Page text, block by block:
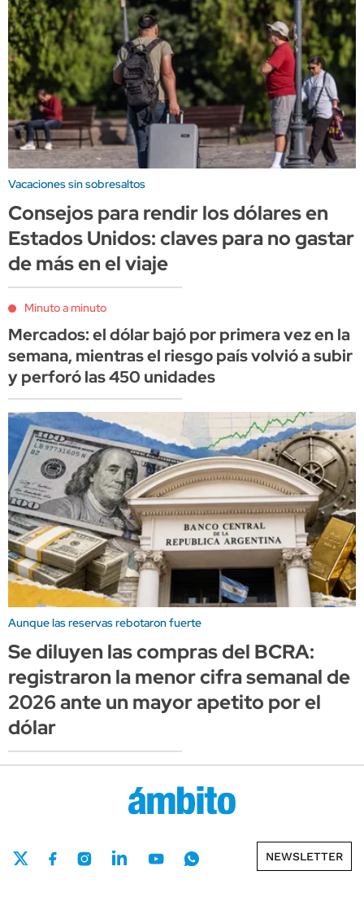
Vacaciones sin sobresaltos
Consejos para rendir los dólares en
Estados Unidos: claves para no gastar
de más en el viaje
Minuto a minuto
Mercados: el dólar bajó por primera vez en la
semana, mientras el riesgo país volvió a subir
y perforó las 450 unidades
Aunque las reservas rebotaron fuerte
Se diluyen las compras del BCRA:
registraron la menor cifra semanal de
2026 ante un mayor apetito por el
dólar
NEWSLETTER